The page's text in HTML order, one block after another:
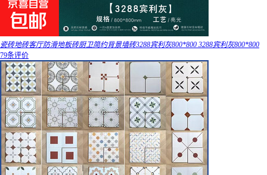
瓷砖地砖客厅防滑地板砖厨卫简约背景墙砖3288宾利灰800*800 3288宾利灰800*800
79条评价